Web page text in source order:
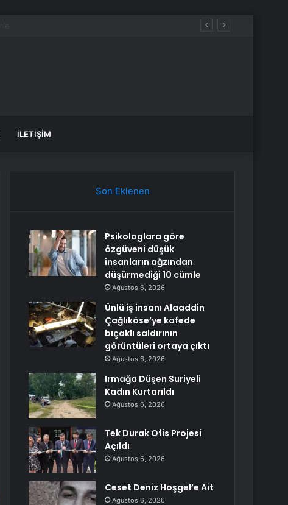
İLETIŞIM
Son Eklenen
Psikologlara göre
özgüveni düşük
insanların ağzından
düşürmediği 10 cümle
Ağustos 6, 2026
Ünlü iş insanı Alaaddin
Çağlıköse’ye kafede
bıçaklı saldırının
görüntüleri ortaya çıktı
Ağustos 6, 2026
Irmağa Düşen Suriyeli
Kadın Kurtarıldı
Ağustos 6, 2026
Tek Durak Ofis Projesi
Açıldı
Ağustos 6, 2026
Ceset Deniz Hoşgel’e Ait
Ağustos 6, 2026